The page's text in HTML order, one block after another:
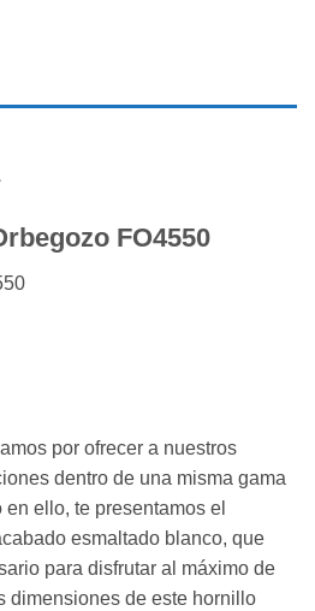
FO4550
por ofrecer a nuestros
dentro de una misma gama
ello, te presentamos el
esmaltado blanco, que
para disfrutar al máximo de
dimensiones de este hornillo